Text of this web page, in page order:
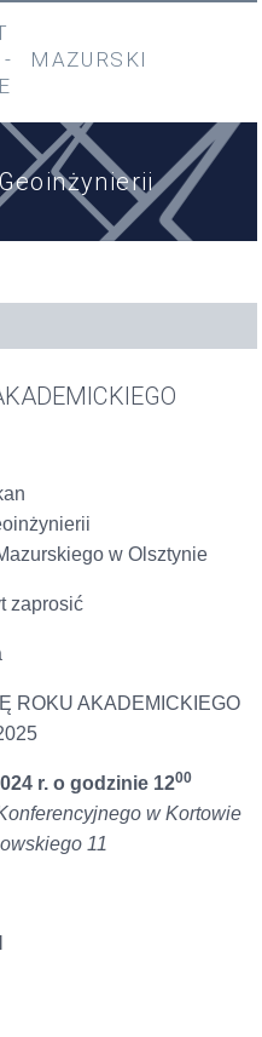
- MAZURSKI
w Olsztynie
zaprosić
ROKU AKADEMICKIEGO
r. o godzinie 1200
w Kortowie
11